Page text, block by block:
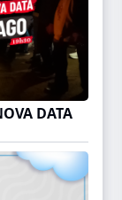
DATA